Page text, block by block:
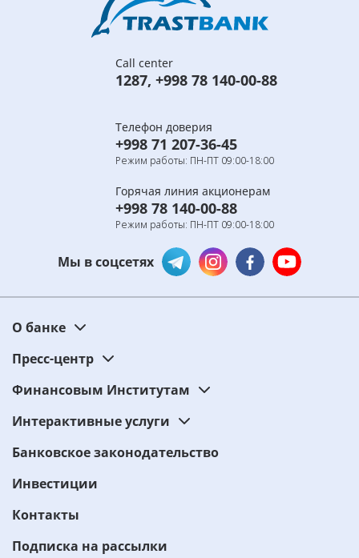
Call center
1287, +998 78 140-00-88
Телефон доверия
+998 71 207-36-45
Режим работы: ПН-ПТ 09:00-18:00
Горячая линия акционерам
+998 78 140-00-88
Режим работы: ПН-ПТ 09:00-18:00
Мы в соцсетях
О банке
Пресс-центр
Финансовым Институтам
Интерактивные услуги
Банковское законодательство
Инвестиции
Контакты
Подписка на рассылки